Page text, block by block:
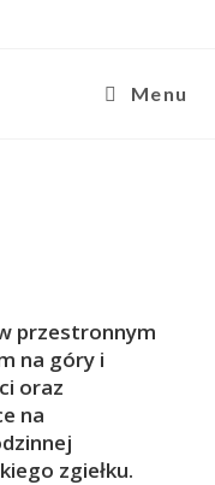
Menu
przestronnym
na góry i
oraz
na
zgiełku.